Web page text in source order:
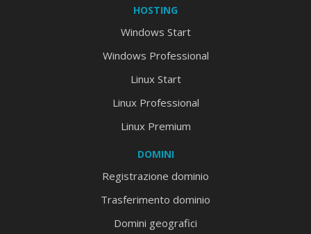
HOSTING
Windows Start
Windows Professional
Linux Start
Linux Professional
Linux Premium
DOMINI
Registrazione dominio
Trasferimento dominio
Domini geografici